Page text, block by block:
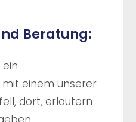
Beratung:
einem unserer
dort, erläutern